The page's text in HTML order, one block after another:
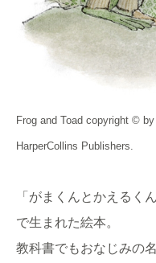
Frog and Toad copyright ©
HarperCollins Publishers.
「がまくんとかえるく
で生まれた絵本。
教科書でもおなじみの